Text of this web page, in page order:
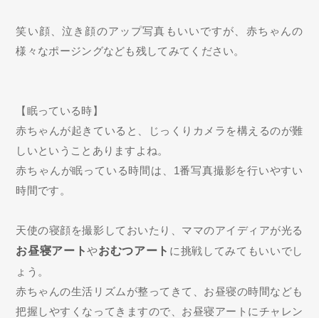
笑い顔、泣き顔のアップ写真もいいですが、赤ちゃんの
様々なポージングなども残してみてください。
【眠っている時】
赤ちゃんが起きていると、じっくりカメラを構えるのが難
しいということありますよね。
赤ちゃんが眠っている時間は、1番写真撮影を行いやすい
時間です。
天使の寝顔を撮影しておいたり、ママのアイディアが光る
お昼寝アートやおむつアート に挑戦してみてもいいでし
ょう。
赤ちゃんの生活リズムが整ってきて、お昼寝の時間なども
把握しやすくなってきますので、お昼寝アートにチャレン